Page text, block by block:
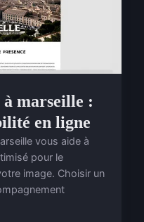
à marseille :
en ligne
vous aide à
pour le
image. Choisir un